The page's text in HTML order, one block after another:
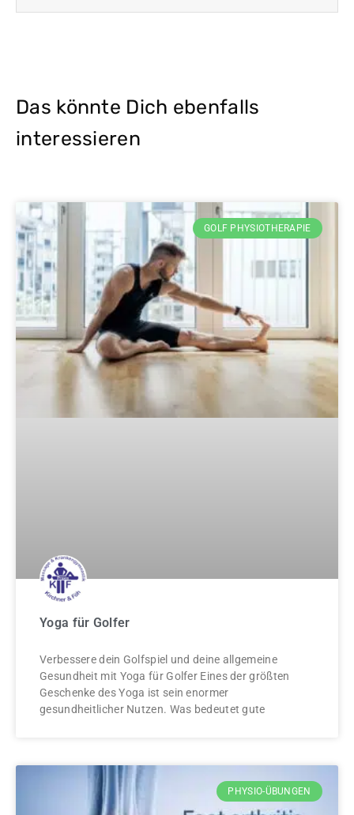
Das könnte Dich ebenfalls
interessieren
GOLF PHYSIOTHERAPIE
Yoga für Golfer
Verbessere dein Golfspiel und deine allgemeine
Gesundheit mit Yoga für Golfer Eines der größten
Geschenke des Yoga ist sein enormer
gesundheitlicher Nutzen. Was bedeutet gute
PHYSIO-ÜBUNGEN